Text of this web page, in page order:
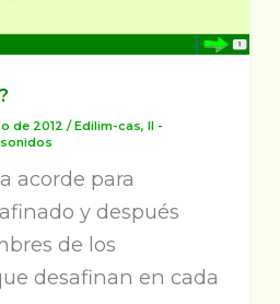
de 2012/Edilim-cas,II -
acorde para
y después
de los
desafinan en cada